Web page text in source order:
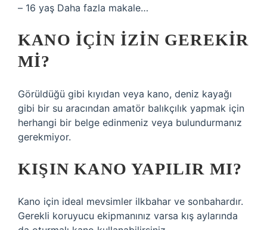
– 16 yaş Daha fazla makale…
KANO IÇIN IZIN GEREKIR
MI?
Görüldüğü gibi kıyıdan veya kano, deniz kayağı
gibi bir su aracından amatör balıkçılık yapmak için
herhangi bir belge edinmeniz veya bulundurmanız
gerekmiyor.
KIŞIN KANO YAPILIR MI?
Kano için ideal mevsimler ilkbahar ve sonbahardır.
Gerekli koruyucu ekipmanınız varsa kış aylarında